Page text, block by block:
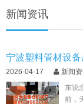
新闻资讯
宁波塑料管材设
2026-04-17 新闻
东说
前，